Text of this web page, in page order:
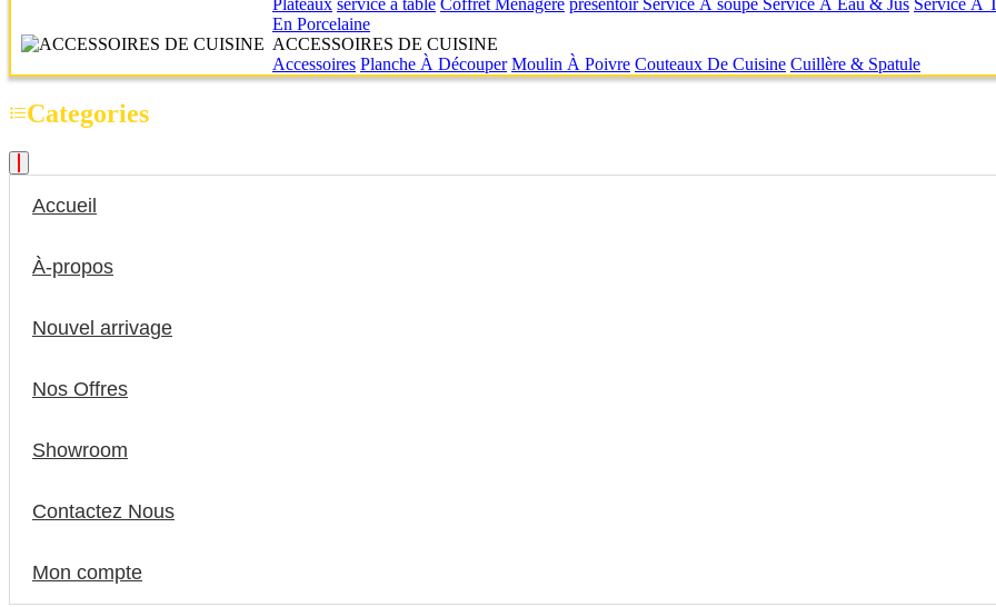
Plateaux service à table Coffret Ménagère présentoir Service À soupe Service À Eau & Jus Service À
En Porcelaine
ACCESSOIRES DE CUISINE
Accessoires Planche À Découper Moulin À Poivre Couteaux De Cuisine Cuillère & Spatule
Categories
Accueil
À-propos
Nouvel arrivage
Nos Offres
Showroom
Contactez Nous
Mon compte